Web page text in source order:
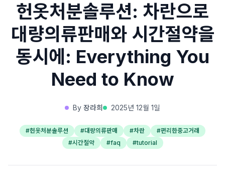
헌옷처분솔루션: 차란으로
대량의류판매와 시간절약을
동시에: Everything You
Need to Know
By 장라희 2025년 12월 1일
#헌옷처분솔루션 #대량의류판매 #차란 #편리한중고거래
#시간절약 #faq #tutorial